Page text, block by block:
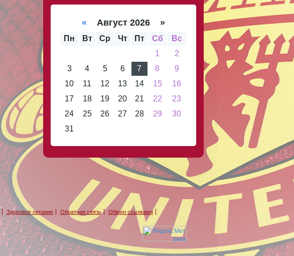
« Август 2026 »
Пн Вт Ср Чт Пт Сб
Вс
1
2
3
4 5 6 7 8
9
10
11 12 13 14 15
16
17
18 19 20 21 22
23
24
25 26 27 28 29
30
31
Здоровое питание Обратная связь Обмен ссылками